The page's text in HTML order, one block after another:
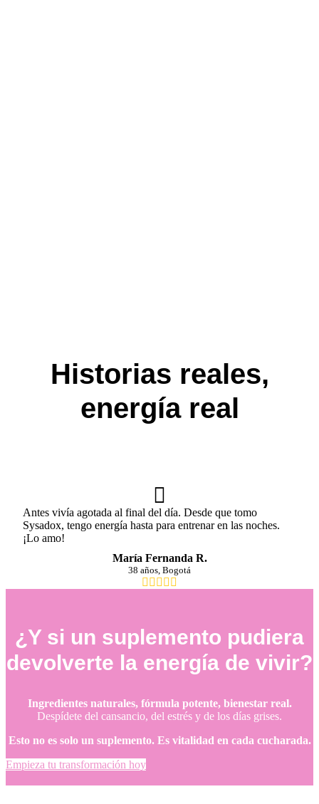
Historias reales,
energía real
Antes vivía agotada al final del día. Desde que tomo
Sysadox, tengo energía hasta para entrenar en las noches.
¡Lo amo!
María Fernanda R.
38 años, Bogotá
¿Y si un suplemento pudiera
devolverte la energía de vivir?
Ingredientes naturales, fórmula potente, bienestar real.
Despídete del cansancio, del estrés y de los días grises.
Esto no es solo un suplemento. Es vitalidad en cada cucharada.
Empieza tu transformación hoy